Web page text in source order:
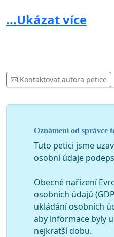
Za studenty a žáky 9. tříd
Věřím že se to povede
pomoc ve sněmovně.
...Ukázat více
Kontaktovat autora petice
Oznámení od správce
Tuto petici jsme
osobní údaje
Obecné nařízení
osobních údajů
ukládání osobních
aby informace byly
nejkratší dobu.